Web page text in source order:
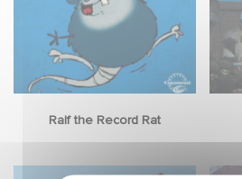
Ralf the Record Rat